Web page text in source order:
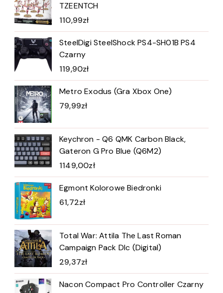
TZEENTCH
110,99zł
SteelDigi SteelShock PS4-SH01B PS4
Czarny
119,90zł
Metro Exodus (Gra Xbox One)
79,99zł
Keychron - Q6 QMK Carbon Black,
Gateron G Pro Blue (Q6M2)
1149,00zł
Egmont Kolorowe Biedronki
61,72zł
Total War: Attila The Last Roman
Campaign Pack Dlc (Digital)
29,37zł
Nacon Compact Pro Controller Czarny